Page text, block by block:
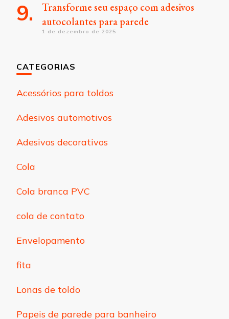
Transforme seu espaço com adesivos
autocolantes para parede
1 de dezembro de 2025
CATEGORIAS
Acessórios para toldos
Adesivos automotivos
Adesivos decorativos
Cola
Cola branca PVC
cola de contato
Envelopamento
fita
Lonas de toldo
Papeis de parede para banheiro